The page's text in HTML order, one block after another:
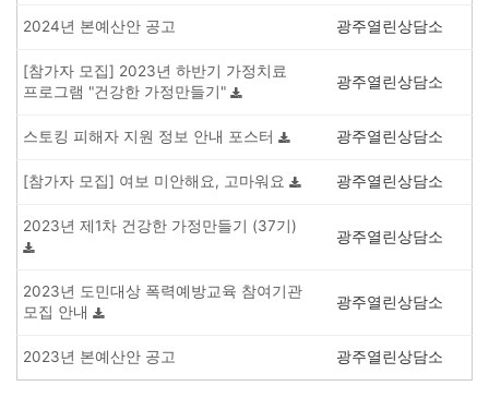
2024년 본예산안 공고 광주열린상담소
[참가자 모집] 2023년 하반기 가정치료
프로그램 "건강한 가정만들기"
광주열린상담소
스토킹 피해자 지원 정보 안내 포스터 광주열린상담소
[참가자 모집] 여보 미안해요, 고마워요 광주열린상담소
2023년 제1차 건강한 가정만들기 (37기)
광주열린상담소
2023년 도민대상 폭력예방교육 참여기관
모집 안내
광주열린상담소
2023년 본예산안 공고 광주열린상담소